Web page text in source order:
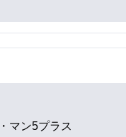
マン5プラス